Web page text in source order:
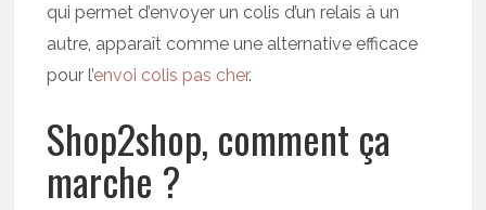
qui permet d’envoyer un colis d’un relais à un
autre, apparaît comme une alternative efficace
pour l’envoi colis pas cher.
Shop2shop, comment ça
marche ?